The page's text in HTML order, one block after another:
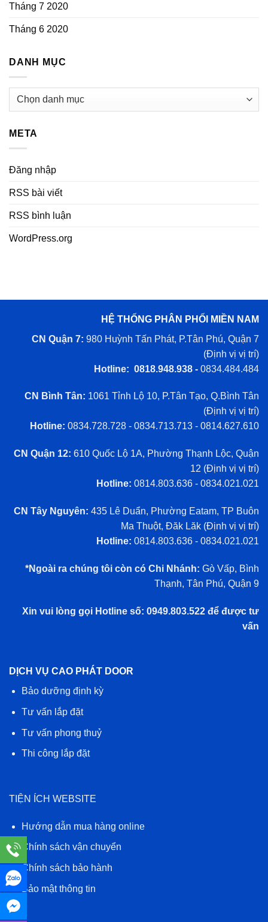
Tháng 7 2020
Tháng 6 2020
DANH MỤC
Danh
META
Đăng nhập
RSS bài viết
RSS bình luận
WordPress.org
HỆ THỐNG PHÂN PHỐI MIỀN NAM
CN Quận 7: 980 Huỳnh Tấn Phát, P.Tân Phú, Quận 7
(Định vị vị trí)
Hotline: 0818.948.938 - 0834.484.484
CN Bình Tân: 1061 Tỉnh Lộ 10, P.Tân Tạo, Q.Bình Tân
(Định vị vị trí)
Hotline: 0834.728.728 - 0834.713.713 - 0814.627.610
CN Quận 12: 610 Quốc Lộ 1A, Phường Thạnh Lộc, Quận
12 (Định vị vị trí)
Hotline: 0814.803.636 - 0834.021.021
CN Tây Nguyên: 435 Lê Duẩn, Phường Eatam, TP Buôn
Ma Thuột, Đăk Lăk (Định vị vị trí)
Hotline: 0814.803.636 - 0834.021.021
*Ngoài ra chúng tôi còn có Chi Nhánh: Gò Vấp, Bình
Thạnh, Tân Phú, Quận 9
Xin vui lòng gọi Hotline số: 0949.803.522 để được tư
vấn
DỊCH VỤ CAO PHÁT DOOR
Bảo dưỡng định kỳ
Tư vấn lắp đặt
Tư vấn phong thuỷ
Thi công lắp đặt
TIỆN ÍCH WEBSITE
Hướng dẫn mua hàng online
Chính sách vận chuyển
Chính sách bảo hành
Bảo mật thông tin